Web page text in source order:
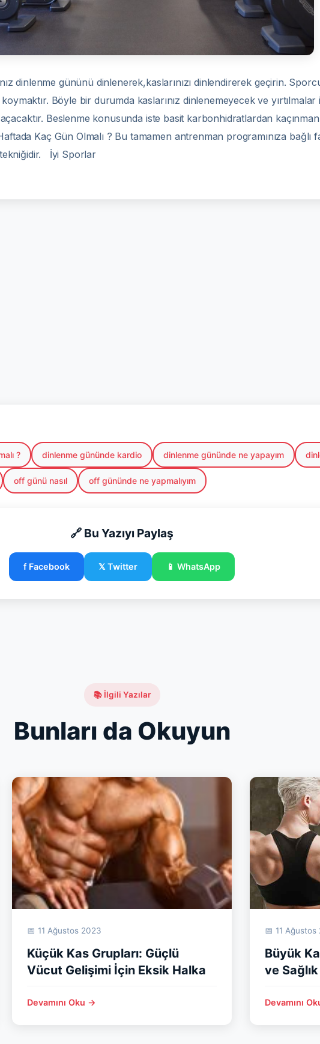
dinlenme gününü dinlenerek,kaslarınızı dinlendirerek geçirin.
Böyle bir durumda kaslarınız dinlenemeyecek ve
Beslenme konusunda iste basit karbonhidratlardan
Kaç Gün Olmalı ? Bu tamamen antrenman programınıza
tekniğidir. İyi Sporlar
? dinlenme gününde kardio dinlenme gününde ne yapayım
off günü nasıl off gününde ne yapmalıyım
🔗 Bu Yazıyı Paylaş
f Facebook 𝕏 Twitter 📱 WhatsApp
📚 İlgili Yazılar
Bunları da Okuyun
📅 11 Ağustos 2023
Küçük Kas Grupları: Güçlü
Vücut Gelişimi İçin Eksik Halka
Devamını Oku →
📅 11 Ağustos
Büyük
ve
Devamını